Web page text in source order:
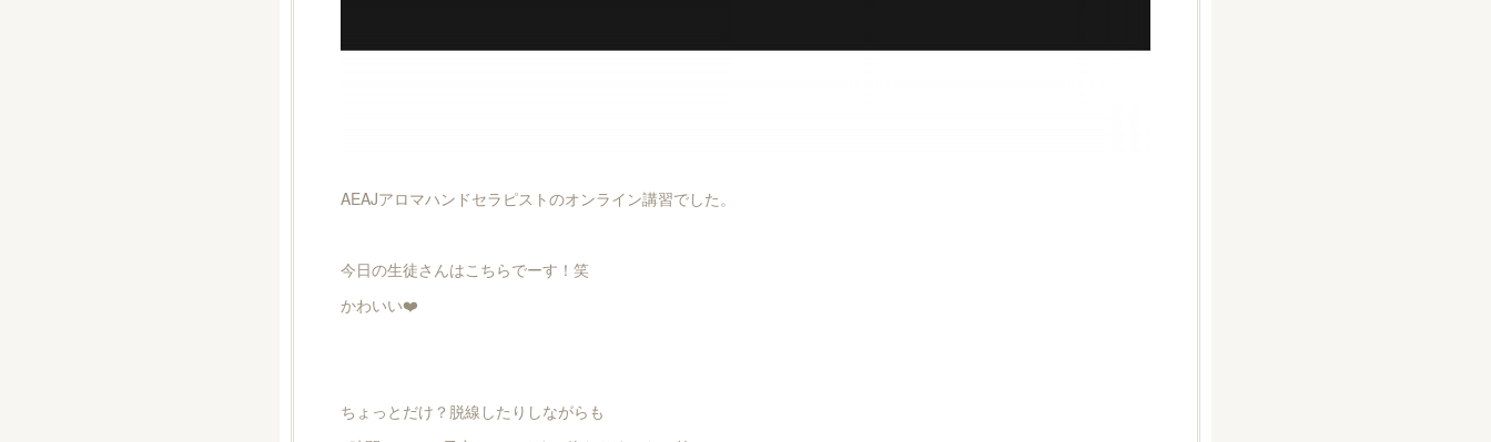
AEAJアロマハンドセラピストのオンライン講習でした。
今日の生徒さんはこちらでーす！笑
かわいい❤️
ちょっとだけ？脱線したりしながらも